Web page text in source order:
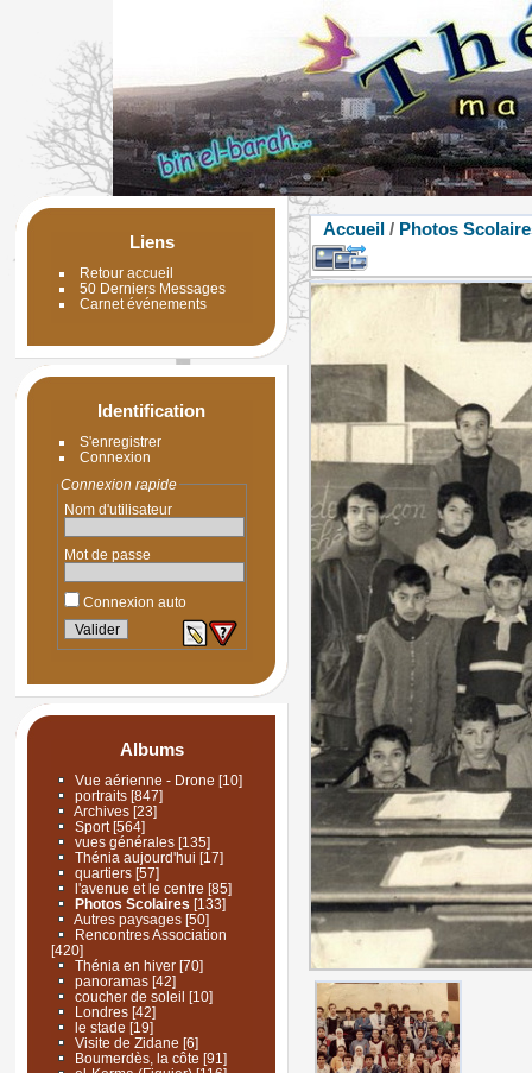
Liens
Retour accueil
50 Derniers Messages
Carnet événements
Identification
S'enregistrer
Connexion
Connexion rapide
Nom d'utilisateur
Mot de passe
Connexion auto
Albums
Vue aérienne - Drone [10]
portraits[847]
Archives [23]
Sport[564]
vues générales[135]
Thénia aujourd'hui [17]
quartiers[57]
l'avenue et le centre [85]
Photos Scolaires [133]
Autres paysages[50]
Rencontres Association
[420]
Thénia en hiver[70]
panoramas[42]
coucher de soleil [10]
Londres[42]
le stade [19]
Visite de Zidane [6]
Boumerdès, la côte [91]
Accueil / Photos